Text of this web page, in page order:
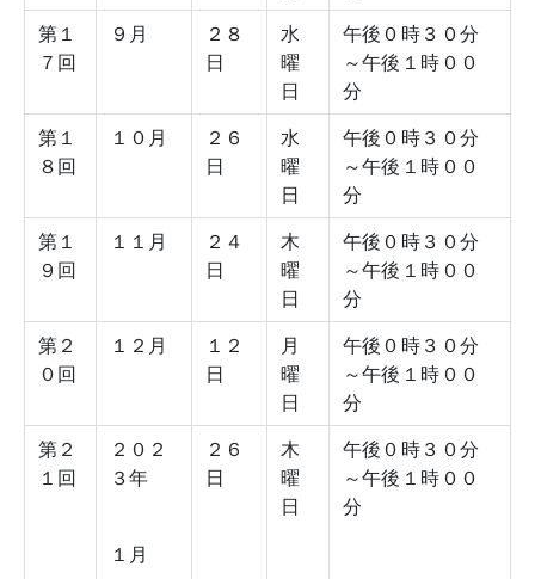
第１
７回
９月
２８
日
水
曜
日
午後０時３０分
～午後１時００
分
第１
８回
１０月
２６
日
水
曜
日
午後０時３０分
～午後１時００
分
第１
９回
１１月
２４
日
木
曜
日
午後０時３０分
～午後１時００
分
第２
０回
１２月
１２
日
月
曜
日
午後０時３０分
～午後１時００
分
第２
１回
２０２
３年
１月
２６
日
木
曜
日
午後０時３０分
～午後１時００
分